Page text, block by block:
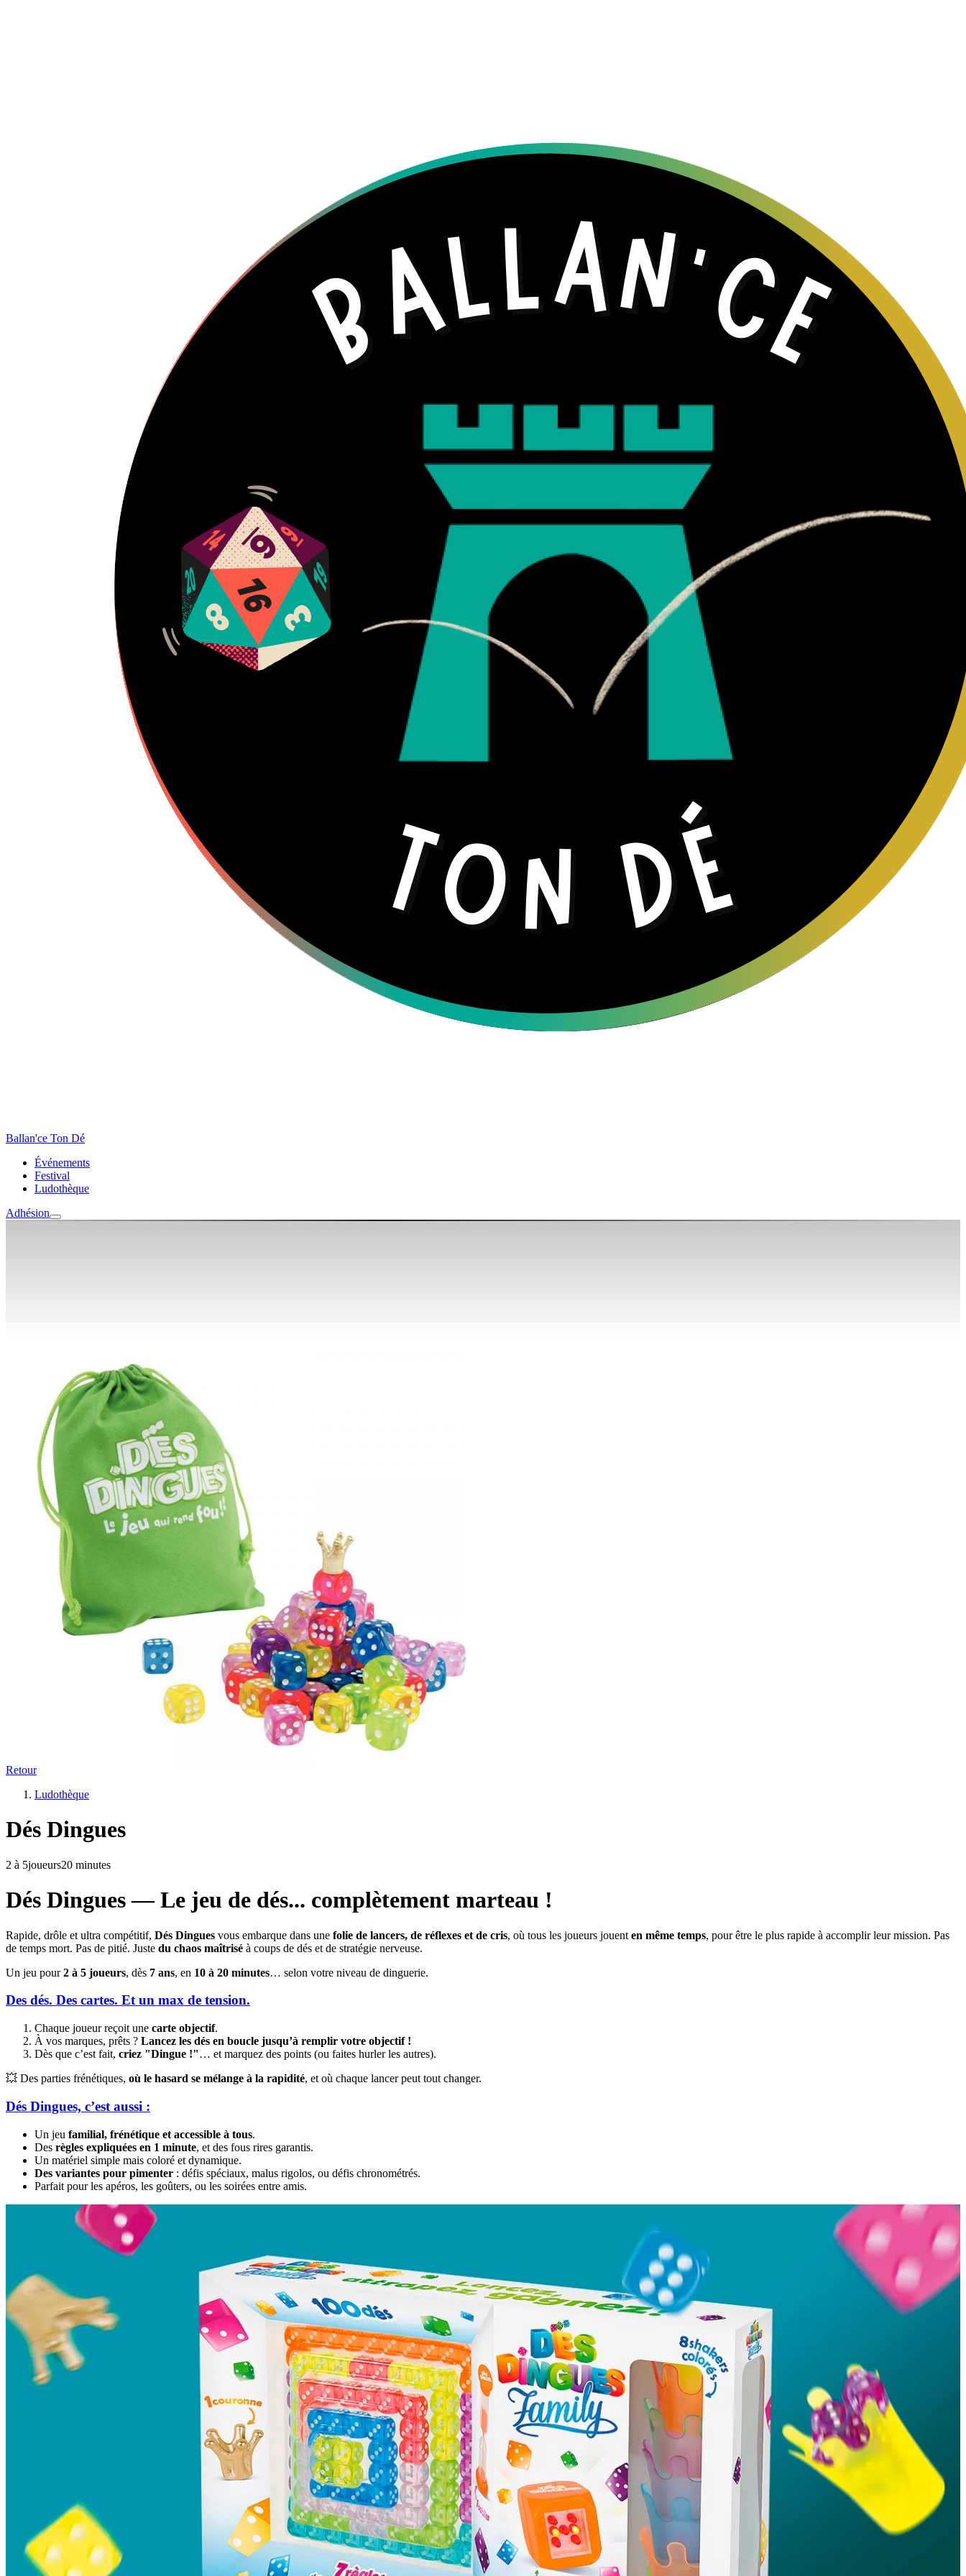
Ballan'ce Ton Dé
Événements
Festival
Ludothèque
Adhésion
Retour
Ludothèque
Dés Dingues
2 à 5joueurs20 minutes
Dés Dingues — Le jeu de dés... complètement marteau !
Rapide, drôle et ultra compétitif, Dés Dingues vous embarque dans une folie de lancers, de réflexes et de cris, où tous les joueurs jouent en même temps, pour être le plus rapide à accomplir leur mission. Pas
de temps mort. Pas de pitié. Juste du chaos maîtrisé à coups de dés et de stratégie nerveuse.
Un jeu pour2 à 5 joueurs, dès 7 ans, en 10 à 20 minutes… selon votre niveau de dinguerie.
Des dés. Des cartes. Et un max de tension.
Chaque joueur reçoit une carte objectif.
À vos marques, prêts ? Lancez les dés en boucle jusqu’à remplir votre objectif !
Dès que c’est fait, criez "Dingue !"… et marquez des points (ou faites hurler les autres).
💥 Des parties frénétiques, où le hasard se mélange à la rapidité, et où chaque lancer peut tout changer.
Dés Dingues, c’est aussi :
Un jeu familial, frénétique et accessible à tous.
Des règles expliquées en 1 minute, et des fous rires garantis.
Un matériel simple mais coloré et dynamique.
Des variantes pour pimenter : défis spéciaux, malus rigolos, ou défis chronométrés.
Parfait pour les apéros, les goûters, ou les soirées entre amis.